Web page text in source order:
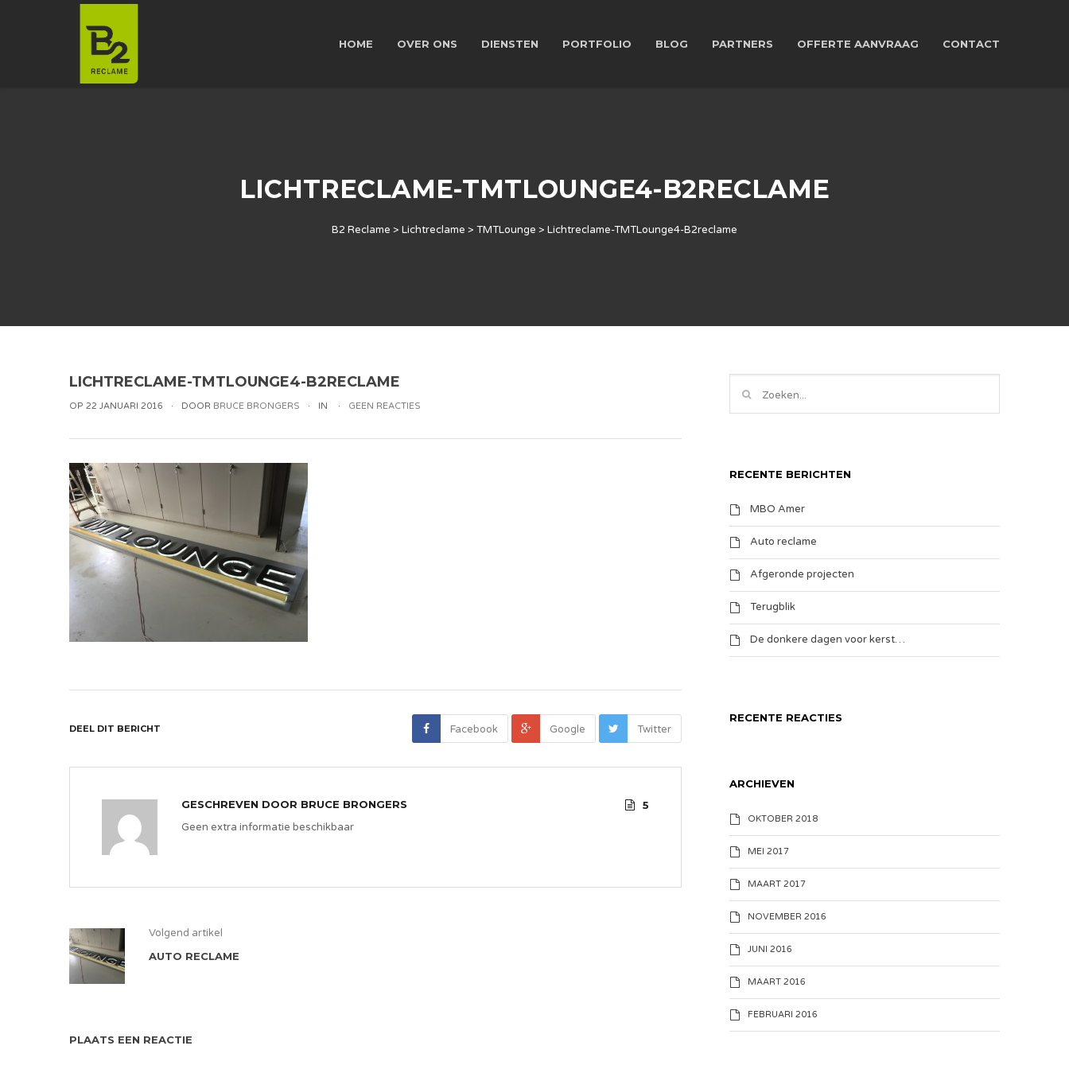
HOME OVER ONS DIENSTEN PORTFOLIO BLOG PARTNERS OFFERTE AANVRAAG CONTACT
LICHTRECLAME-TMTLOUNGE4-B2RECLAME
B2 Reclame > Lichtreclame > TMTLounge > Lichtreclame-TMTLounge4-B2reclame
LICHTRECLAME-TMTLOUNGE4-B2RECLAME
OP 22 JANUARI 2016 DOOR BRUCE BRONGERS IN GEEN REACTIES
DEEL DIT BERICHT Twitter
Google
Facebook
GESCHREVEN DOOR BRUCE BRONGERS
5
Geen extra informatie beschikbaar
Volgend artikel
AUTO RECLAME
PLAATS EEN REACTIE
RECENTE BERICHTEN
MBO Amer
Auto reclame
Afgeronde projecten
Terugblik
De donkere dagen voor kerst…
RECENTE REACTIES
ARCHIEVEN
OKTOBER 2018
MEI 2017
MAART 2017
NOVEMBER 2016
JUNI 2016
MAART 2016
FEBRUARI 2016